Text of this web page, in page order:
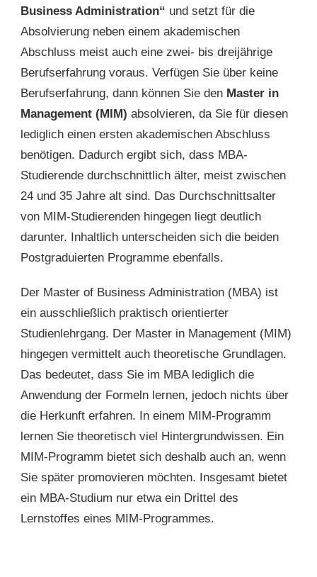
Business Administration“ und setzt für die
Absolvierung neben einem akademischen
Abschluss meist auch eine zwei- bis dreijährige
Berufserfahrung voraus. Verfügen Sie über keine
Berufserfahrung, dann können Sie den Master in
Management (MIM) absolvieren, da Sie für diesen
lediglich einen ersten akademischen Abschluss
benötigen. Dadurch ergibt sich, dass MBA-
Studierende durchschnittlich älter, meist zwischen
24 und 35 Jahre alt sind. Das Durchschnittsalter
von MIM-Studierenden hingegen liegt deutlich
darunter. Inhaltlich unterscheiden sich die beiden
Postgraduierten Programme ebenfalls.
Der Master of Business Administration (MBA) ist
ein ausschließlich praktisch orientierter
Studienlehrgang. Der Master in Management (MIM)
hingegen vermittelt auch theoretische Grundlagen.
Das bedeutet, dass Sie im MBA lediglich die
Anwendung der Formeln lernen, jedoch nichts über
die Herkunft erfahren. In einem MIM-Programm
lernen Sie theoretisch viel Hintergrundwissen. Ein
MIM-Programm bietet sich deshalb auch an, wenn
Sie später promovieren möchten. Insgesamt bietet
ein MBA-Studium nur etwa ein Drittel des
Lernstoffes eines MIM-Programmes.